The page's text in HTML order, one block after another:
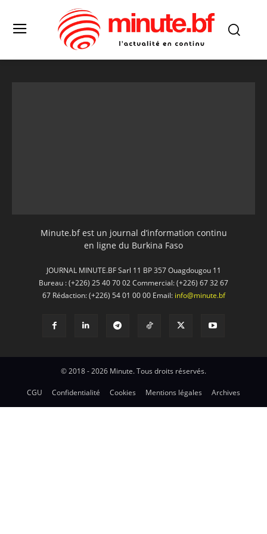
Minute.bf est un journal d’information continu
en ligne du Burkina Faso
JOURNAL MINUTE.BF Sarl 11 BP 357 Ouagdougou 11
Bureau : (+226) 25 40 70 02 Commercial: (+226) 67 32 67
67 Rédaction: (+226) 54 01 00 00 Email: info@minute.bf
© 2018 - 2026 Minute. Tous droits réservés.
CGU Confidentialité Cookies Mentions légales Archives